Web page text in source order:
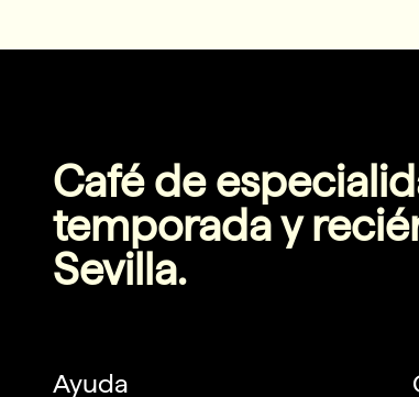
Café de
temporada y
Sevilla.
Ayuda